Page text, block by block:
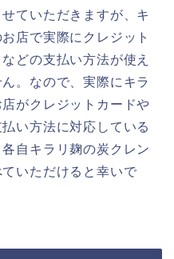
ていただきますが、キ
店で実際にクレジット
どの支払い方法が使え
。なので、実際にキラ
がクレジットカードや
い方法に対応している
自キラリ麹の炭クレン
いただけると幸いで